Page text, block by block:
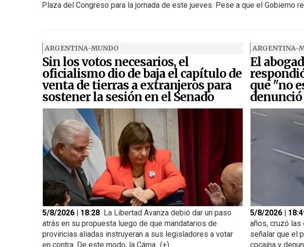
Plaza del Congreso para la jornada de este jueves. Pese a que el Gobierno
ARGENTINA-MUNDO
Sin los votos necesarios, el
oficialismo dio de baja el capítulo de
venta de tierras a extranjeros para
sostener la sesión en el Senado
5/8/2026 | 18:28 La Libertad Avanza debió dar un paso
atrás en su propuesta luego de que mandatarios de
provincias aliadas instruyeran a sus legisladores a votar
en contra. De este modo, la Cáma...(+)
ARGENTINA-
El
que "no
5/8/2026 |
años, cruzó
señalar que el
cocaína y